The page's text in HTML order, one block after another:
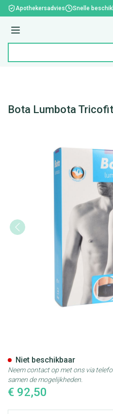
Ga naar de inhoud
Apothekersadvies Snelle
Menu
Bota Lumbota
€ 92,50
Niet beschikbaar
Neem contact op met ons via
samen de mogelijkheden.